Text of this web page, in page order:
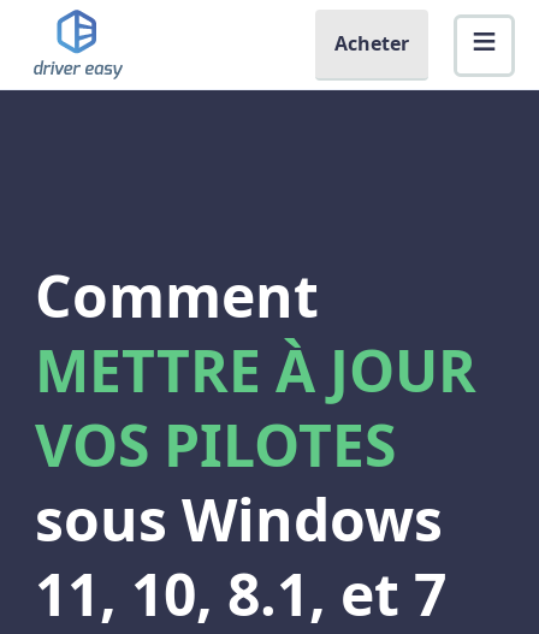
Acheter
Comment
METTRE À JOUR
VOS PILOTES
sous Windows
11, 10, 8.1, et 7